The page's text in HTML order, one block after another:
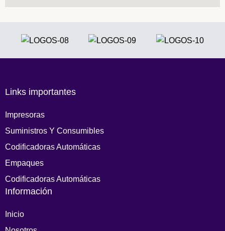
Links importantes
Impresoras
Suministros Y Consumibles
Codificadoras Automáticas
Empaques
Codificadoras Automáticas
Información
Inicio